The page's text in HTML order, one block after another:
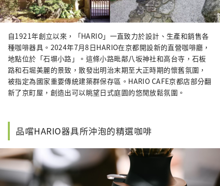
自1921年創立以來，「HARIO」一直致力於設計、生產和銷售各
種咖啡器具。2024年7月8日HARIO在京都開設新的直營咖啡廳，
地點位於「石塀小路」。這條小路毗鄰八坂神社和高台寺，石板
路和石堀美麗的景致，散發出明治末期至大正時期的懷舊氛圍，
被指定為國家重要傳統建築群保存區。HARIO CAFE京都店部分翻
新了京町屋，創造出可以眺望日式庭園的悠閒放鬆氛圍。
品嚐HARIO器具所沖泡的精選咖啡